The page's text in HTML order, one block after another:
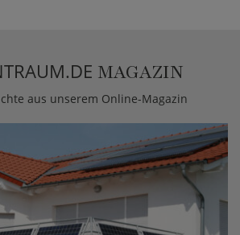
MAGAZIN
aus unserem Online-Magazin